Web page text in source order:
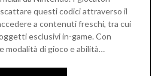
questi codici attraverso il
a contenuti freschi, tra cui
esclusivi in-game. Con
modalità di gioco e abilità…